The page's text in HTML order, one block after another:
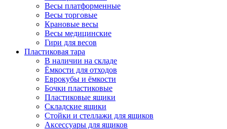
Весы платформенные
Весы торговые
Крановые весы
Весы медицинские
Гири для весов
Пластиковая тара
В наличии на складе
Ёмкости для отходов
Еврокубы и ёмкости
Бочки пластиковые
Пластиковые ящики
Складские ящики
Стойки и стеллажи для ящиков
Аксессуары для ящиков